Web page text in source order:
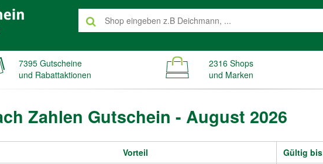
7395 Gutscheine
und Rabattaktionen
2316 Shops
und Marken
Zahlen Gutschein - August 2026
Vorteil Gültig bis